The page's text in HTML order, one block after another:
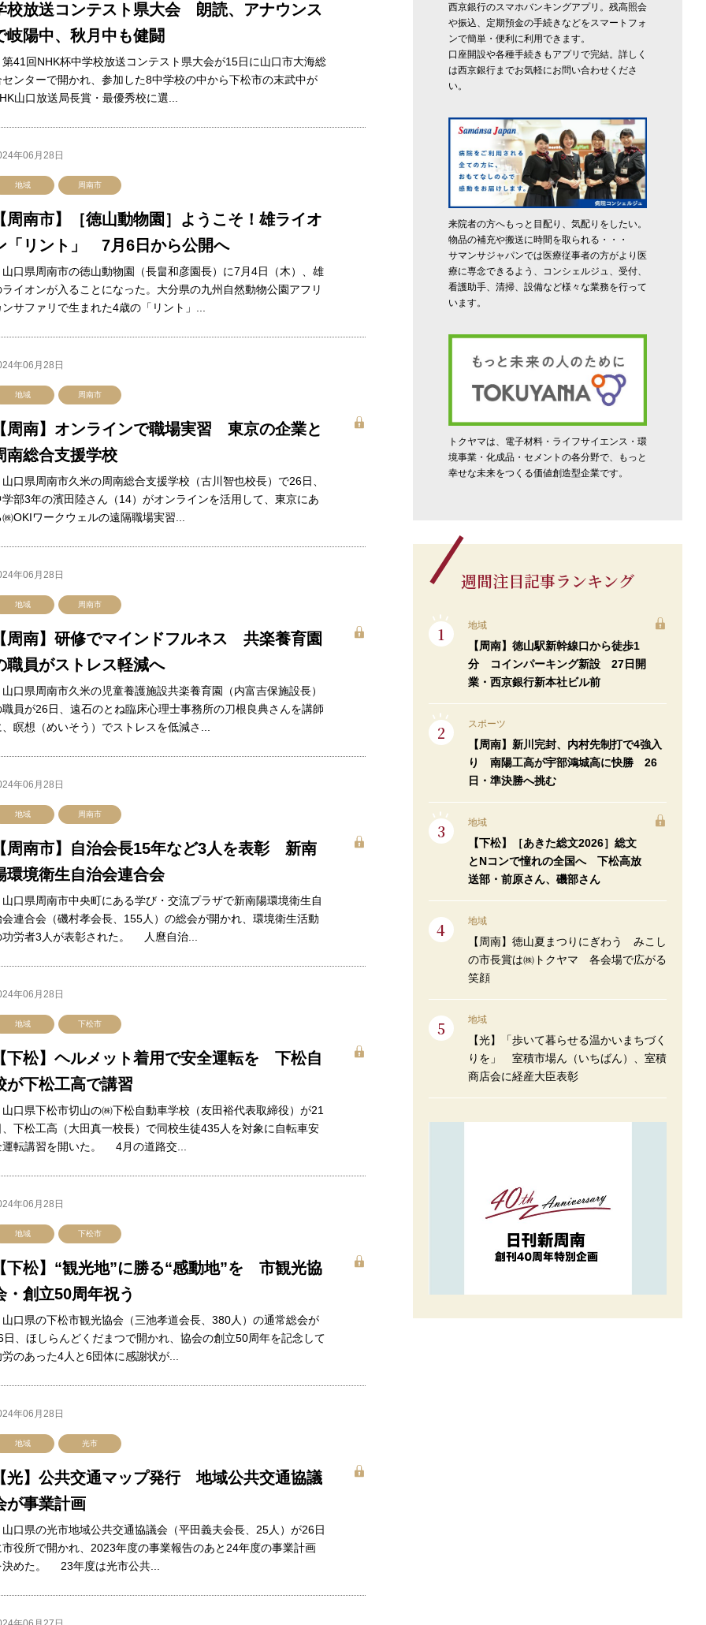
校放送コンテスト県大会 朗読、アナウンス
岐陽中、秋月中も健闘
41回NHK杯中学校放送コンテスト県大会が15日に山口市大海総
センターで開かれ、参加した8中学校の中から下松市の末武中が
山口放送局長賞・最優秀校に選...
年06月28日
地域 周南市
周南市】［徳山動物園］ようこそ！雄ライオ
「リント」 7月6日から公開へ
口県周南市の徳山動物園（長畠和彦園長）に7月4日（木）、雄
ライオンが入ることになった。大分県の九州自然動物公園アフリ
サファリで生まれた4歳の「リント」...
年06月28日
地域 周南市
周南】オンラインで職場実習 東京の企業と
南総合支援学校
口県周南市久米の周南総合支援学校（古川智也校長）で26日、
学部3年の濱田陸さん（14）がオンラインを活用して、東京にあ
OKIワークウェルの遠隔職場実習...
年06月28日
地域 周南市
周南】研修でマインドフルネス 共楽養育園
職員がストレス軽減へ
口県周南市久米の児童養護施設共楽養育園（内富吉保施設長）
職員が26日、遠石のとね臨床心理士事務所の刀根良典さんを講師
瞑想（めいそう）でストレスを低減さ...
年06月28日
地域 周南市
周南市】自治会長15年など3人を表彰 新南
環境衛生自治会連合会
口県周南市中央町にある学び・交流プラザで新南陽環境衛生自
会連合会（磯村孝会長、155人）の総会が開かれ、環境衛生活動
功労者3人が表彰された。 人麿自治...
年06月28日
地域 下松市
下松】ヘルメット着用で安全運転を 下松自
が下松工高で講習
口県下松市切山の㈱下松自動車学校（友田裕代表取締役）が21
、下松工高（大田真一校長）で同校生徒435人を対象に自転車安
運転講習を開いた。 4月の道路交...
年06月28日
地域 下松市
下松】“観光地”に勝る“感動地”を 市観光協
・創立50周年祝う
口県の下松市観光協会（三池孝道会長、380人）の通常総会が
日、ほしらんどくだまつで開かれ、協会の創立50周年を記念して
のあった4人と6団体に感謝状が...
年06月28日
地域 光市
光】公共交通マップ発行 地域公共交通協議
が事業計画
口県の光市地域公共交通協議会（平田義夫会長、25人）が26日
市役所で開かれ、2023年度の事業報告のあと24年度の事業計画
決めた。 23年度は光市公共...
西京銀行のスマホバンキングアプリ。残高照会
や振込、定期預金の手続きなどをスマートフォ
ンで簡単・便利に利用できます。
口座開設や各種手続きもアプリで完結。詳しく
は西京銀行までお気軽にお問い合わせくださ
い。
来院者の方へもっと目配り、気配りをしたい。
物品の補充や搬送に時間を取られる・・・
サマンサジャパンでは医療従事者の方がより医
療に専念できるよう、コンシェルジュ、受付、
看護助手、清掃、設備など様々な業務を行って
います。
トクヤマは、電子材料・ライフサイエンス・環
境事業・化成品・セメントの各分野で、もっと
幸せな未来をつくる価値創造型企業です。
週間注目記事ランキング
地域
【周南】徳山駅新幹線口から徒歩1
分 コインパーキング新設 27日開
業・西京銀行新本社ビル前
スポーツ
【周南】新川完封、内村先制打で4強入
り 南陽工高が宇部鴻城高に快勝 26
日・準決勝へ挑む
地域
【下松】［あきた総文2026］総文
とNコンで憧れの全国へ 下松高放
送部・前原さん、磯部さん
地域
【周南】徳山夏まつりにぎわう みこし
の市長賞は㈱トクヤマ 各会場で広がる
笑顔
地域
【光】「歩いて暮らせる温かいまちづく
りを」 室積市場ん（いちばん）、室積
商店会に経産大臣表彰